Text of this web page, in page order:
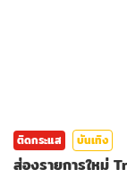
ติดกระแส บันเทิง
ส่องรายการใหม่